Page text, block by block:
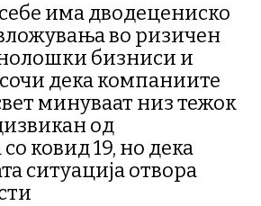
има дводецениско
во ризичен
бизниси и
дека компаниите
минуваат низ тежок
од
ковид 19, но дека
ситуација отвора